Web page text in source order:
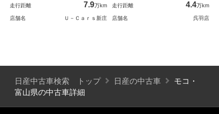
走行距離
7.9万km
店舗名 Ｕ－Ｃａｒｓ新庄
走行距離
4.4万km
店舗名 呉羽店
日産中古車検索 トップ 日産の中古車
モコ・
富山県の中古車詳細